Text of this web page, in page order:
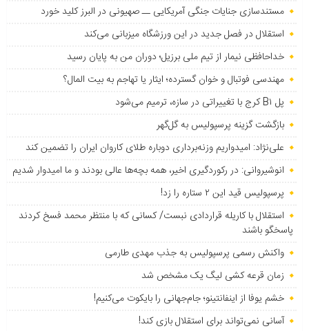
مستندسازی جنایات جنگی آمریکایی ــ صهیونی در البرز کلید خورد
استقلال در فصل جدید در این ورزشگاه میزبانی می‌کند
خداحافظی نیمار از تیم ملی برزیل؛ دوران من به پایان رسید
مهندسی فوتبال و خوان گسترده؛ ایثار یا تهاجم به بیت المال؟
پل B۱ کرج با تغییراتی در سازه، ترمیم می‌شود
بازگشت گزینه پرسپولیس به ‌گل‌گهر
علی‌نژاد: امیدواریم وزنه‌برداری دوباره طلای کاروان ایران را تضمین کند
انوشیروانی: در رکوردگیری اخیر، همه بچه‌ها عالی بودند و ما امیدوار شدیم
پرسپولیس قید این ۲ ستاره را زد!
استقلال با کاریله قراردادی نبست/ کسانی که با منتظر محمد فسخ کردند
پاسخگو باشند
واکنش رسمی پرسپولیس به جذب مهدی طارمی
زمان قرعه کشی لیگ یک مشخص شد
خشم یوفا از اینفانتینو؛ جام‌جهانی را بایکوت می‌کنیم!
آسانی نمی‌تواند برای استقلال بازی کند!